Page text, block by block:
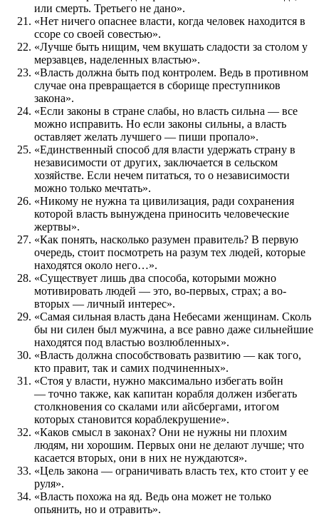
или смерть. Третьего не дано».
«Нет ничего опаснее власти, когда человек находится в
ссоре со своей совестью».
«Лучше быть нищим, чем вкушать сладости за столом у
мерзавцев, наделенных властью».
«Власть должна быть под контролем. Ведь в противном
случае она превращается в сборище преступников
закона».
«Если законы в стране слабы, но власть сильна — все
можно исправить. Но если законы сильны, а власть
оставляет желать лучшего — пиши пропало».
«Единственный способ для власти удержать страну в
независимости от других, заключается в сельском
хозяйстве. Если нечем питаться, то о независимости
можно только мечтать».
«Никому не нужна та цивилизация, ради сохранения
которой власть вынуждена приносить человеческие
жертвы».
«Как понять, насколько разумен правитель? В первую
очередь, стоит посмотреть на разум тех людей, которые
находятся около него…».
«Существует лишь два способа, которыми можно
мотивировать людей — это, во-первых, страх; а во-
вторых — личный интерес».
«Самая сильная власть дана Небесами женщинам. Сколь
бы ни силен был мужчина, а все равно даже сильнейшие
находятся под властью возлюбленных».
«Власть должна способствовать развитию — как того,
кто правит, так и самих подчиненных».
«Стоя у власти, нужно максимально избегать войн
— точно также, как капитан корабля должен избегать
столкновения со скалами или айсбергами, итогом
которых становится кораблекрушение».
«Каков смысл в законах? Они не нужны ни плохим
людям, ни хорошим. Первых они не делают лучше; что
касается вторых, они в них не нуждаются».
«Цель закона — ограничивать власть тех, кто стоит у ее
руля».
«Власть похожа на яд. Ведь она может не только
опьянить, но и отравить».